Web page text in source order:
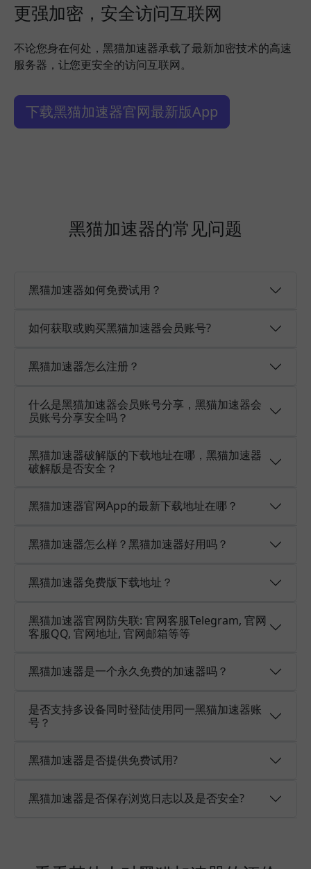
更强加密，安全访问互联网
不论您身在何处，黑猫加速器承载了最新加密技术的高速
服务器，让您更安全的访问互联网。
下载黑猫加速器官网最新版App
黑猫加速器的常见问题
黑猫加速器如何免费试用？
如何获取或购买黑猫加速器会员账号?
黑猫加速器怎么注册？
什么是黑猫加速器会员账号分享，黑猫加速器会
员账号分享安全吗？
黑猫加速器破解版的下载地址在哪，黑猫加速器
破解版是否安全？
黑猫加速器官网App的最新下载地址在哪？
黑猫加速器怎么样？黑猫加速器好用吗？
黑猫加速器免费版下载地址？
黑猫加速器官网防失联: 官网客服Telegram, 官网
客服QQ, 官网地址, 官网邮箱等等
黑猫加速器是一个永久免费的加速器吗？
是否支持多设备同时登陆使用同一黑猫加速器账
号？
黑猫加速器是否提供免费试用?
黑猫加速器是否保存浏览日志以及是否安全?